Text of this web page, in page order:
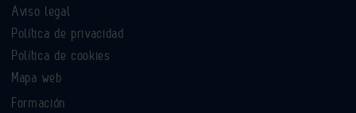
Aviso legal
Política de privacidad
Política de cookies
Mapa web
Formación